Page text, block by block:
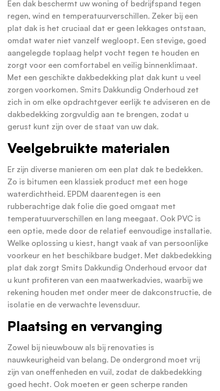
Een dak beschermt uw woning of bedrijfspand tegen
regen, wind en temperatuurverschillen. Zeker bij een
plat dak is het cruciaal dat er geen lekkages ontstaan,
omdat water niet vanzelf wegloopt. Een stevige, goed
aangelegde toplaag helpt vocht tegen te houden en
zorgt voor een comfortabel en veilig binnenklimaat.
Met een geschikte dakbedekking plat dak kunt u veel
zorgen voorkomen. Smits Dakkundig Onderhoud zet
zich in om elke opdrachtgever eerlijk te adviseren en de
dakbedekking zorgvuldig aan te brengen, zodat u
gerust kunt zijn over de staat van uw dak.
Veelgebruikte materialen
Er zijn diverse manieren om een plat dak te bedekken.
Zo is bitumen een klassiek product met een hoge
waterdichtheid. EPDM daarentegen is een
rubberachtige dak folie die goed omgaat met
temperatuurverschillen en lang meegaat. Ook PVC is
een optie, mede door de relatief eenvoudige installatie.
Welke oplossing u kiest, hangt vaak af van persoonlijke
voorkeur en het beschikbare budget. Met dakbedekking
plat dak zorgt Smits Dakkundig Onderhoud ervoor dat
u kunt profiteren van een maatwerkadvies, waarbij we
rekening houden met onder meer de dakconstructie, de
isolatie en de verwachte levensduur.
Plaatsing en vervanging
Zowel bij nieuwbouw als bij renovaties is
nauwkeurigheid van belang. De ondergrond moet vrij
zijn van oneffenheden en vuil, zodat de dakbedekking
goed hecht. Ook moeten er geen scherpe randen